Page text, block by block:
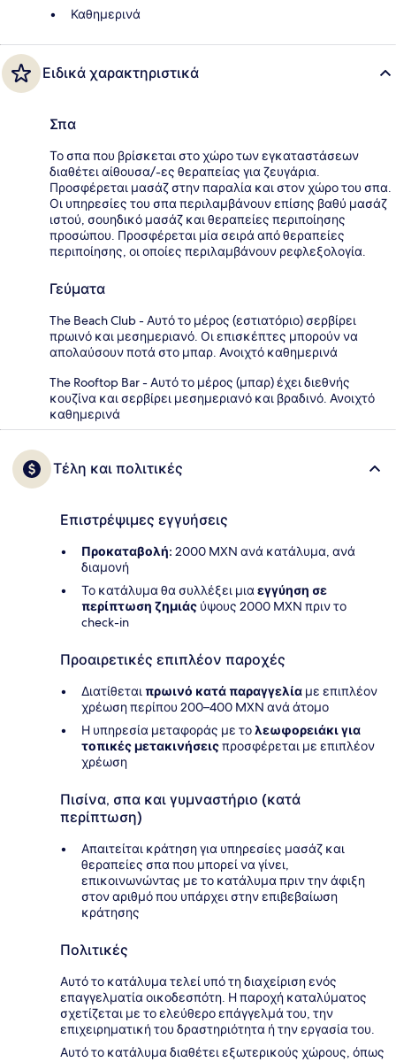
Καθημερινά
Ειδικά χαρακτηριστικά
Σπα
Το σπα που βρίσκεται στο χώρο των εγκαταστάσεων
διαθέτει αίθουσα/-ες θεραπείας για ζευγάρια.
Προσφέρεται μασάζ στην παραλία και στον χώρο του σπα.
Οι υπηρεσίες του σπα περιλαμβάνουν επίσης βαθύ μασάζ
ιστού, σουηδικό μασάζ και θεραπείες περιποίησης
προσώπου. Προσφέρεται μία σειρά από θεραπείες
περιποίησης, οι οποίες περιλαμβάνουν ρεφλεξολογία.
Γεύματα
The Beach Club - Αυτό το μέρος (εστιατόριο) σερβίρει
πρωινό και μεσημεριανό. Οι επισκέπτες μπορούν να
απολαύσουν ποτά στο μπαρ. Ανοιχτό καθημερινά
The Rooftop Bar - Αυτό το μέρος (μπαρ) έχει διεθνής
κουζίνα και σερβίρει μεσημεριανό και βραδινό. Ανοιχτό
καθημερινά
Τέλη και πολιτικές
Επιστρέψιμες εγγυήσεις
Προκαταβολή: 2000 MXN ανά κατάλυμα, ανά
διαμονή
Το κατάλυμα θα συλλέξει μιαεγγύηση σε
περίπτωση ζημιάς ύψους 2000 MXN πριν το
check-in
Προαιρετικές επιπλέον παροχές
Διατίθεταιπρωινό κατά παραγγελία με επιπλέον
χρέωση περίπου 200–400 MXN ανά άτομο
Η υπηρεσία μεταφοράς με τολεωφορειάκι για
τοπικές μετακινήσειςπροσφέρεται με επιπλέον
χρέωση
Πισίνα, σπα και γυμναστήριο (κατά
περίπτωση)
Απαιτείται κράτηση για υπηρεσίες μασάζ και
θεραπείες σπα που μπορεί να γίνει,
επικοινωνώντας με το κατάλυμα πριν την άφιξη
στον αριθμό που υπάρχει στην επιβεβαίωση
κράτησης
Πολιτικές
Αυτό το κατάλυμα τελεί υπό τη διαχείριση ενός
επαγγελματία οικοδεσπότη. Η παροχή καταλύματος
σχετίζεται με το ελεύθερο επάγγελμά του, την
επιχειρηματική του δραστηριότητα ή την εργασία του.
Αυτό το κατάλυμα διαθέτει εξωτερικούς χώρους, όπως